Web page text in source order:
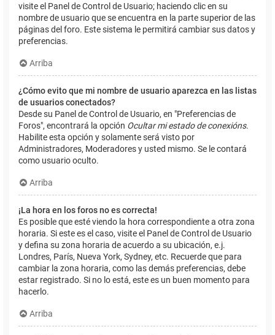
visite el Panel de Control de Usuario; haciendo clic en su
nombre de usuario que se encuentra en la parte superior de las
páginas del foro. Este sistema le permitirá cambiar sus datos y
preferencias.
Arriba
¿Cómo evito que mi nombre de usuario aparezca en las listas
de usuarios conectados?
Desde su Panel de Control de Usuario, en "Preferencias de
Foros", encontrará la opción Ocultar mi estado de conexións.
Habilite esta opción y solamente será visto por
Administradores, Moderadores y usted mismo. Se le contará
como usuario oculto.
Arriba
¡La hora en los foros no es correcta!
Es posible que esté viendo la hora correspondiente a otra zona
horaria. Si este es el caso, visite el Panel de Control de Usuario
y defina su zona horaria de acuerdo a su ubicación, e.j.
Londres, París, Nueva York, Sydney, etc. Recuerde que para
cambiar la zona horaria, como las demás preferencias, debe
estar registrado. Si no lo está, este es un buen momento para
hacerlo.
Arriba